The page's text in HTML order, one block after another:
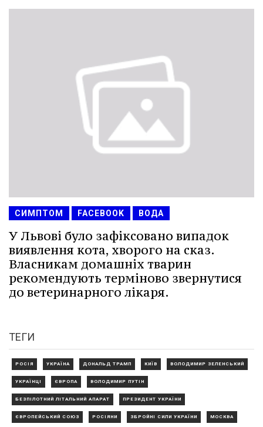
СИМПТОМ FACEBOOK ВОДА
У Львові було зафіксовано випадок
виявлення кота, хворого на сказ.
Власникам домашніх тварин
рекомендують терміново звернутися
до ветеринарного лікаря.
ТЕГИ
РОСІЯ УКРАЇНА ДОНАЛЬД ТРАМП КИЇВ ВОЛОДИМИР ЗЕЛЕНСЬКИЙ
УКРАЇНЦІ ЄВРОПА ВОЛОДИМИР ПУТІН
БЕЗПІЛОТНИЙ ЛІТАЛЬНИЙ АПАРАТ ПРЕЗИДЕНТ УКРАЇНИ
ЄВРОПЕЙСЬКИЙ СОЮЗ РОСІЯНИ ЗБРОЙНІ СИЛИ УКРАЇНИ МОСКВА